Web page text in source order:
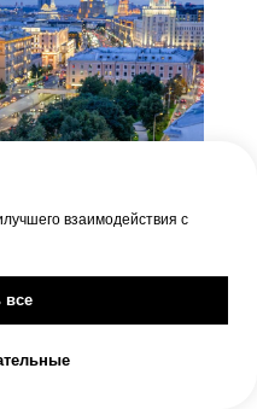
взаимодействия с
все